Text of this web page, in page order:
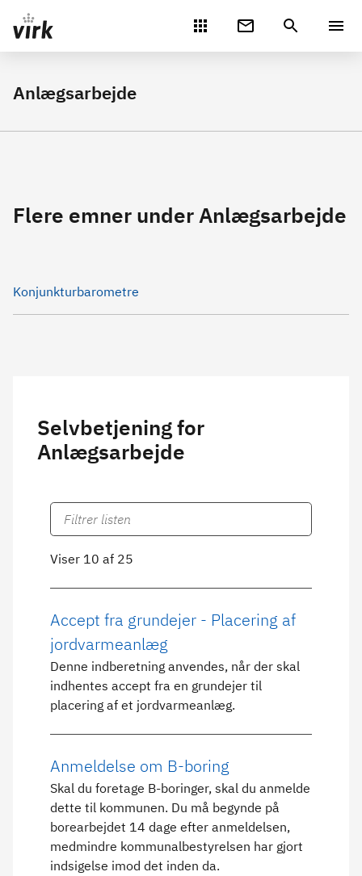
Gå direkte til indhold
Anlægsarbejde
Flere emner under Anlægsarbejde
Konjunkturbarometre
Selvbetjening for
Anlægsarbejde
Viser 10 af 25
Accept fra grundejer - Placering af
jordvarmeanlæg
Denne indberetning anvendes, når der skal
indhentes accept fra en grundejer til
placering af et jordvarmeanlæg.
Anmeldelse om B-boring
Skal du foretage B-boringer, skal du anmelde
dette til kommunen. Du må begynde på
borearbejdet 14 dage efter anmeldelsen,
medmindre kommunalbestyrelsen har gjort
indsigelse imod det inden da.